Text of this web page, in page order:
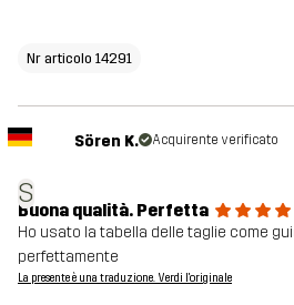
Nr articolo 14291
S
Sören K. Acquirente verificato
Buona qualità. Perfetta
Ho usato la tabella delle taglie come
perfettamente
La presente è una traduzione. Verdi l'originale